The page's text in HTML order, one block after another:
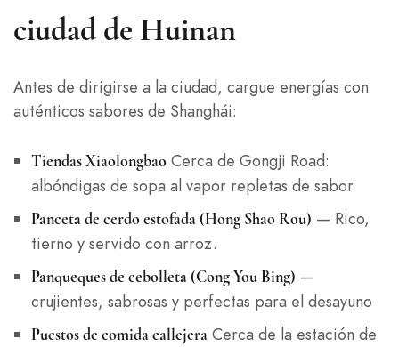
ciudad de Huinan
Antes de dirigirse a la ciudad, cargue energías con
auténticos sabores de Shanghái:
Tiendas XiaolongbaoCerca de Gongji Road:
albóndigas de sopa al vapor repletas de sabor
Panceta de cerdo estofada (Hong Shao Rou) — Rico,
tierno y servido con arroz.
Panqueques de cebolleta (Cong You Bing) —
crujientes, sabrosas y perfectas para el desayuno
Puestos de comida callejeraCerca de la estación de